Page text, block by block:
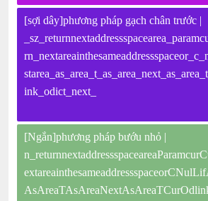
[sợi dây]phương pháp gạch chân trước |
ink_odict_next_
[Ngắn]phương pháp bướu nhỏ |